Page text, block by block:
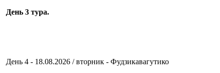
День 3 тура.
День 4 - 18.08.2026 / вторник - Фудзикавагутико